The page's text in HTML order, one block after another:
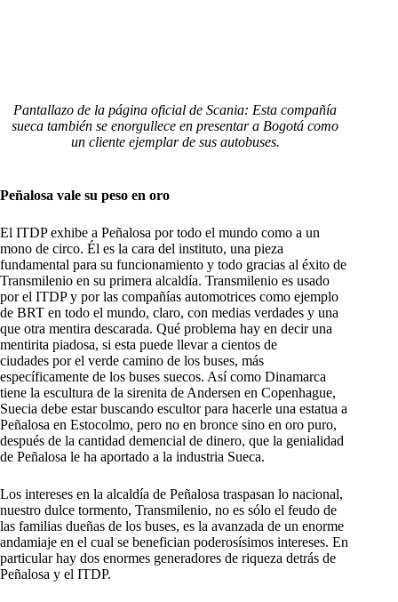
Pantallazo de la página oficial de Scania: Esta compañía
sueca también se enorgullece en presentar a Bogotá como
un cliente ejemplar de sus autobuses.
Peñalosa vale su peso en oro
El ITDP exhibe a Peñalosa por todo el mundo como a un
mono de circo. Él es la cara del instituto, una pieza
fundamental para su funcionamiento y todo gracias al éxito de
Transmilenio en su primera alcaldía. Transmilenio es usado
por el ITDP y por las compañías automotrices como ejemplo
de BRT en todo el mundo, claro, con medias verdades y una
que otra mentira descarada. Qué problema hay en decir una
mentirita piadosa, si esta puede llevar a cientos de
ciudades por el verde camino de los buses, más
específicamente de los buses suecos. Así como Dinamarca
tiene la escultura de la sirenita de Andersen en Copenhague,
Suecia debe estar buscando escultor para hacerle una estatua a
Peñalosa en Estocolmo, pero no en bronce sino en oro puro,
después de la cantidad demencial de dinero, que la genialidad
de Peñalosa le ha aportado a la industria Sueca.
Los intereses en la alcaldía de Peñalosa traspasan lo nacional,
nuestro dulce tormento, Transmilenio, no es sólo el feudo de
las familias dueñas de los buses, es la avanzada de un enorme
andamiaje en el cual se benefician poderosísimos intereses. En
particular hay dos enormes generadores de riqueza detrás de
Peñalosa y el ITDP.